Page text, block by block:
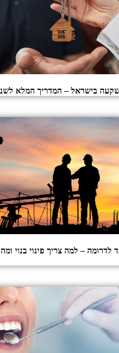
בישראל – המדריך המלא לשנת
לדרומה – למה צריך פינוי בנוי